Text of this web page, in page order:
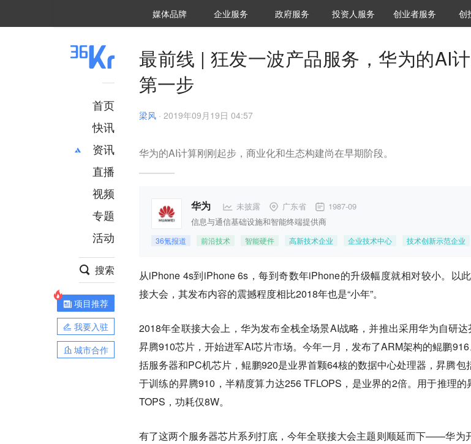
媒体品牌 36Kr研究院
企业服务 城市之窗
政府服务 VClub投资机构库
投资机构职位推介
投资人服务 创投氪堂
创业者服务 创
首页
快讯
资讯
推荐
财经
项目推荐
安徽
直播
视频
专题
活动
搜索
项目推荐
我要入驻
城市合作
最前线 | 狂发一波产品服务，华为的AI
第一步
梁风 · 2019年09月19日 04:57
华为的AI计算刚刚起步，商业化和生态构建尚在早期阶段。
华为 未披露 广东省 1987-09
信息与通信基础设施和智能终端提供商
36氪报道 前沿技术 智能硬件 高新技术企业 企业技术中心 技术创新示范企业
从iPhone 4s到iPhone 6s，每到奇数年iPhone的升级幅度就相对较小。以
接大会，其发布内容的震撼程度相比2018年也是“小年”。
2018年全联接大会上，华为发布全栈全场景AI战略，并推出采用华为自研
昇腾910芯片，开始进军AI芯片市场。 今年一月，发布了ARM架构的鲲鹏
括服务器和PC机芯片，鲲鹏920是业界首颗64核的数据中心处理器，昇腾包
于训练的昇腾910，半精度算力达256 TFLOPS，是业界的2倍。用于推理
TOPS，功耗仅8W。
有了这两个服务器芯片系列打底，今年全联接大会主题则顺延而下——华为